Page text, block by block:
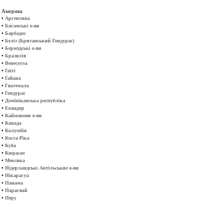
Америка
• Аргентина
• Багамські о-ви
• Барбадос
• Беліз (Британський Гондурас)
• Бермудські о-ви
• Бразилія
• Венесуела
• Гаїті
• Гайана
• Гватемала
• Гондурас
• Домініканська республіка
• Еквадор
• Кайманови о-ви
• Канада
• Колумбія
• Коста-Ріка
• Куба
• Кюрасао
• Мексика
• Нідерландські Антільськие о-ви
• Нікарагуа
• Панама
• Парагвай
• Перу